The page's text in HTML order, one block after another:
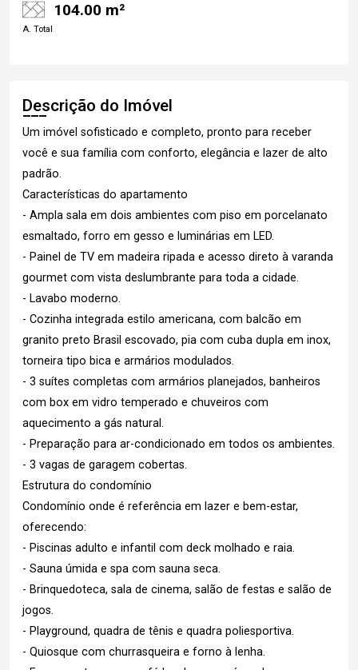
104.00 m²
A. Total
Descrição do Imóvel
Um imóvel sofisticado e completo, pronto para receber
você e sua família com conforto, elegância e lazer de alto
padrão.
Características do apartamento
- Ampla sala em dois ambientes com piso em porcelanato
esmaltado, forro em gesso e luminárias em LED.
- Painel de TV em madeira ripada e acesso direto à varanda
gourmet com vista deslumbrante para toda a cidade.
- Lavabo moderno.
- Cozinha integrada estilo americana, com balcão em
granito preto Brasil escovado, pia com cuba dupla em inox,
torneira tipo bica e armários modulados.
- 3 suítes completas com armários planejados, banheiros
com box em vidro temperado e chuveiros com
aquecimento a gás natural.
- Preparação para ar-condicionado em todos os ambientes.
- 3 vagas de garagem cobertas.
Estrutura do condomínio
Condomínio onde é referência em lazer e bem-estar,
oferecendo:
- Piscinas adulto e infantil com deck molhado e raia.
- Sauna úmida e spa com sauna seca.
- Brinquedoteca, sala de cinema, salão de festas e salão de
jogos.
- Playground, quadra de tênis e quadra poliesportiva.
- Quiosque com churrasqueira e forno à lenha.